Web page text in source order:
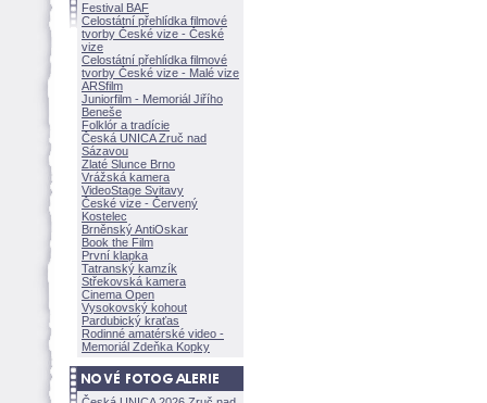
Festival BAF
Celostátní přehlídka filmové
tvorby České vize - České
vize
Celostátní přehlídka filmové
tvorby České vize - Malé vize
ARSfilm
Juniorfilm - Memoriál Jiřího
Beneše
Folklór a tradície
Česká UNICA Zruč nad
Sázavou
Zlaté Slunce Brno
Vrážská kamera
VideoStage Svitavy
České vize - Červený
Kostelec
Brněnský AntiOskar
Book the Film
První klapka
Tatranský kamzík
Střekovská kamera
Cinema Open
Vysokovský kohout
Pardubický kraťas
Rodinné amatérské video -
Memoriál Zdeňka Kopky